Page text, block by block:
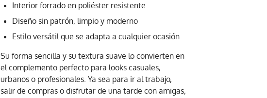
Interior forrado en poliéster resistente
Diseño sin patrón, limpio y moderno
Estilo versátil que se adapta a cualquier ocasión
Su forma sencilla y su textura suave lo convierten en
el complemento perfecto para looks casuales,
urbanos o profesionales. Ya sea para ir al trabajo,
salir de compras o disfrutar de una tarde con amigas,